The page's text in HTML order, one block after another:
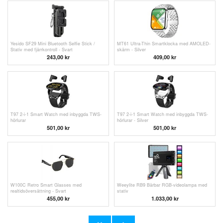
Yesido SF29 Mini Bluetooth Selfie Stick /
Stativ med fjärrkontroll - Svart
243,00 kr
MT61 Ultra-Thin Smartklocka med AMOLED-
skärm - Silver
409,00 kr
T97 2-i-1 Smart Watch med inbyggda TWS-
hörlurar
501,00 kr
T97 2-i-1 Smart Watch med inbyggda TWS-
hörlurar - Silver
501,00 kr
W100C Retro Smart Glasses med
realtidsöversättning - Svart
455,00 kr
Weeylite RB9 Bärbar RGB-videolampa med
stativ
1.033,00 kr